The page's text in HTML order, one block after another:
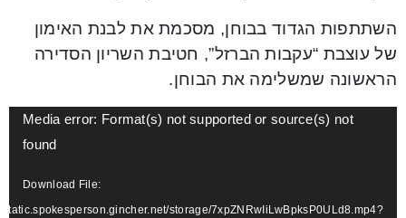
השתתפות הגדוד בבוחן, מסכמת את לבנת האימון
של עוצבת “עקבות הברזל”, חטיבת השריון הסדירה
הראשונה שמשלימה את הבוחן.
Video
Media error: Format(s) not supported or source(s) not
found
Download File:
static.spokesperson.gincher.net/storage/7xpZNRwIiLwBpksP0ULd8.mp4?